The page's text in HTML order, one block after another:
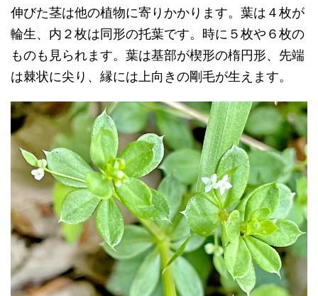
伸びた茎は他の植物に寄りかかります。葉は４枚が
輪生、内２枚は同形の托葉です。時に５枚や６枚の
ものも見られます。葉は基部が楔形の楕円形、先端
は棘状に尖り、縁には上向きの剛毛が生えます。